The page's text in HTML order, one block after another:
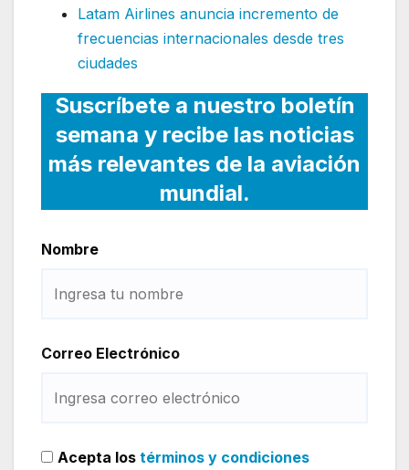
Latam Airlines anuncia incremento de
frecuencias internacionales desde tres
ciudades
Suscríbete a nuestro boletín
semana y recibe las noticias
más relevantes de la aviación
mundial.
Nombre
Correo Electrónico
Acepta los términos y condiciones